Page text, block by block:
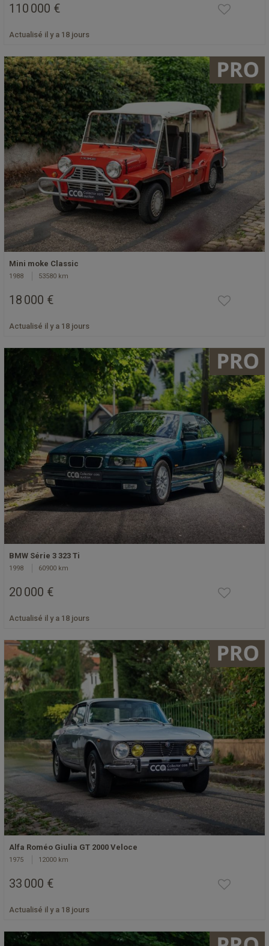
110 000 €
Actualisé il y a 18 jours
Mini moke Classic
1988 53580 km
18 000 €
Actualisé il y a 18 jours
BMW Série 3 323 Ti
1998 60900 km
20 000 €
Actualisé il y a 18 jours
Alfa Roméo Giulia GT 2000 Veloce
1975 12000 km
33 000 €
Actualisé il y a 18 jours